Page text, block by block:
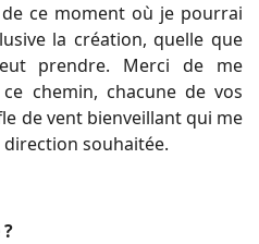
de ce moment où je pourrai
la création, quelle que
prendre. Merci de me
chemin, chacune de vos
de vent bienveillant qui me
souhaitée.